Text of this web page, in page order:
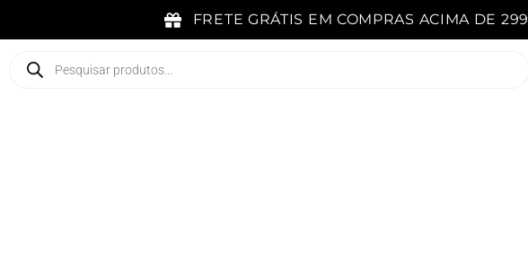
FRETE GRÁTIS EM COMPRAS ACIMA DE 299